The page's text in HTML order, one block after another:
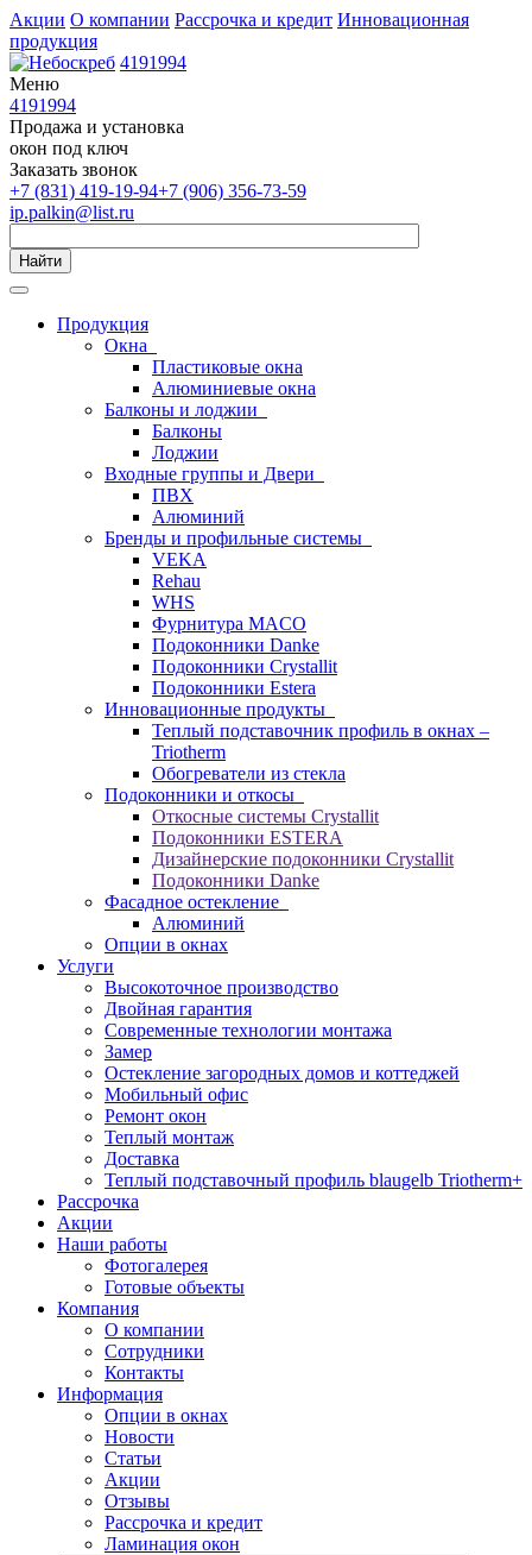
Акции О компании Рассрочка и кредит Инновационная
продукция
4191994
Меню
4191994
Продажа и установка
окон под ключ
Заказать звонок
+7 (831) 419-19-94+7 (906) 356-73-59
ip.palkin@list.ru
Найти
Продукция
Окна
Пластиковые окна
Алюминиевые окна
Балконы и лоджии
Балконы
Лоджии
Входные группы и Двери
ПВХ
Алюминий
Бренды и профильные системы
VEKA
Rehau
WHS
Фурнитура MACO
Подоконники Danke
Подоконники Crystallit
Подоконники Estera
Инновационные продукты
Теплый подставочник профиль в окнах –
Triotherm
Обогреватели из стекла
Подоконники и откосы
Откосные системы Crystallit
Подоконники ESTERA
Дизайнерские подоконники Crystallit
Подоконники Danke
Фасадное остекление
Алюминий
Опции в окнах
Услуги
Высокоточное производство
Двойная гарантия
Современные технологии монтажа
Замер
Остекление загородных домов и коттеджей
Мобильный офис
Ремонт окон
Теплый монтаж
Доставка
Теплый подставочный профиль blaugelb Triotherm+
Рассрочка
Акции
Наши работы
Фотогалерея
Готовые объекты
Компания
О компании
Сотрудники
Контакты
Информация
Опции в окнах
Новости
Статьи
Акции
Отзывы
Рассрочка и кредит
Ламинация окон